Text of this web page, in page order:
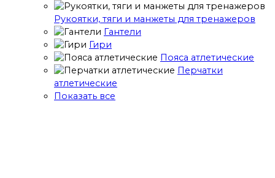
Рукоятки, тяги и манжеты для тренажеров
Гантели
Гири
Пояса атлетические
Перчатки
атлетические
Показать все